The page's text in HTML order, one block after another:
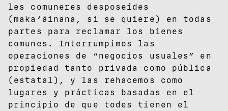
les comuneres desposeídes
(maka‘āinana, si se quiere) en todas
partes para reclamar los bienes
comunes. Interrumpimos las
operaciones de “negocios usuales” en
propiedad tanto privada como pública
(estatal), y las rehacemos como
lugares y prácticas basadas ​​en el
principio de que todes tienen el